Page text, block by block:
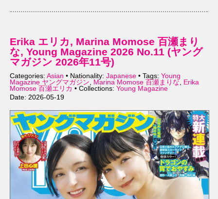
Erika エリカ, Marina Momose 百瀬まり
な, Young Magazine 2026 No.11 (ヤング
マガジン 2026年11号)
Categories: Asian • Nationality: Japanese • Tags: Young
Magazine ヤングマガジン, Marina Momose 百瀬まりな, Erika
Momose 百瀬エリカ • Collections: Young Magazine
Date: 2026-05-19